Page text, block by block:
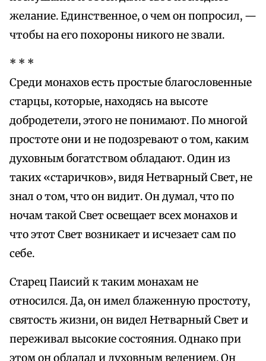
желание. Единственное, о чем он попросил, —
чтобы на его похороны никого не звали.
* * *
Среди монахов есть простые благословенные
старцы, которые, находясь на высоте
добродетели, этого не понимают. По многой
простоте они и не подозревают о том, каким
духовным богатством обладают. Один из
таких «старичков», видя Нетварный Свет, не
знал о том, что он видит. Он думал, что по
ночам такой Свет освещает всех монахов и
что этот Свет возникает и исчезает сам по
себе.
Старец Паисий к таким монахам не
относился. Да, он имел блаженную простоту,
святость жизни, он видел Нетварный Свет и
переживал высокие состояния. Однако при
этом он обладал и духовным ведением. Он